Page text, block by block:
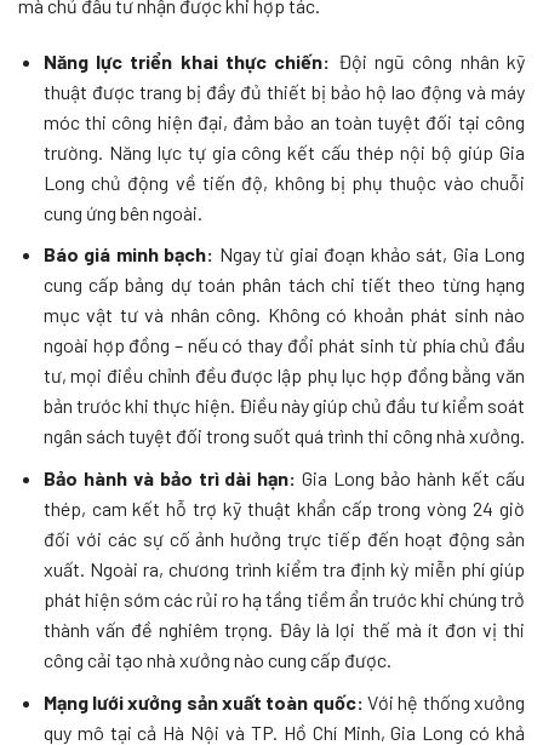
mà chủ đầu tư nhận được khi hợp tác.
Năng lực triển khai thực chiến: Đội ngũ công nhân kỹ
thuật được trang bị đầy đủ thiết bị bảo hộ lao động và máy
móc thi công hiện đại, đảm bảo an toàn tuyệt đối tại công
trường. Năng lực tự gia công kết cấu thép nội bộ giúp Gia
Long chủ động về tiến độ, không bị phụ thuộc vào chuỗi
cung ứng bên ngoài.
Báo giá minh bạch: Ngay từ giai đoạn khảo sát, Gia Long
cung cấp bảng dự toán phân tách chi tiết theo từng hạng
mục vật tư và nhân công. Không có khoản phát sinh nào
ngoài hợp đồng – nếu có thay đổi phát sinh từ phía chủ đầu
tư, mọi điều chỉnh đều được lập phụ lục hợp đồng bằng văn
bản trước khi thực hiện. Điều này giúp chủ đầu tư kiểm soát
ngân sách tuyệt đối trong suốt quá trình thi công nhà xưởng.
Bảo hành và bảo trì dài hạn: Gia Long bảo hành kết cấu
thép, cam kết hỗ trợ kỹ thuật khẩn cấp trong vòng 24 giờ
đối với các sự cố ảnh hưởng trực tiếp đến hoạt động sản
xuất. Ngoài ra, chương trình kiểm tra định kỳ miễn phí giúp
phát hiện sớm các rủi ro hạ tầng tiềm ẩn trước khi chúng trở
thành vấn đề nghiêm trọng. Đây là lợi thế mà ít đơn vị thi
công cải tạo nhà xưởng nào cung cấp được.
Mạng lưới xưởng sản xuất toàn quốc: Với hệ thống xưởng
quy mô tại cả Hà Nội và TP. Hồ Chí Minh, Gia Long có khả